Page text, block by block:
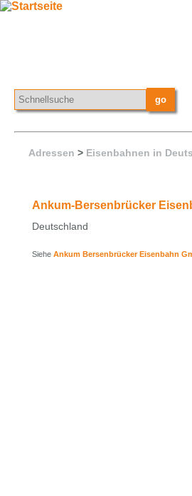
Adressen > Eisenbahnen in
Ankum-Bersenbrücker
Deutschland
Siehe Ankum Bersenbrücker Eisenbahn